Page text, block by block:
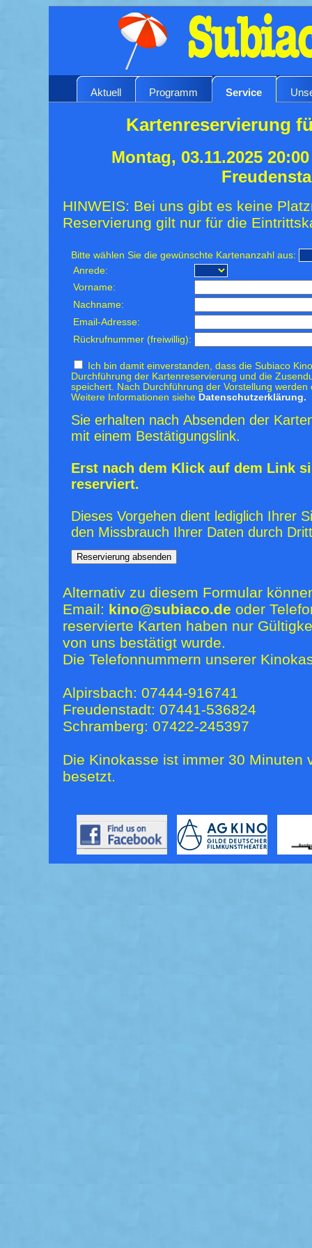
Aktuell Programm Service
Kartenreservierung
Montag, 03.11.2025
HINWEIS: Bei uns gibt es keine
Reservierung gilt nur für die
Bitte wählen Sie die gewünschte Kartenanzahl aus:
Anrede:
Vorname:
Nachname:
Email-Adresse:
Rückrufnummer (freiwillig):
Ich bin damit einverstanden, dass die Subiaco
Durchführung der Kartenreservierung und die
speichert. Nach Durchführung der Vorstellung
Weitere Informationen siehe Datenschutzerklärung.
Sie erhalten nach Absenden der
mit einem Bestätigungslink.
Erst nach dem Klick auf dem Link
reserviert.
Dieses Vorgehen dient lediglich Ihrer
den Missbrauch Ihrer Daten durch
Alternativ zu diesem Formular
Email: kino@subiaco.de oder
reservierte Karten haben nur
von uns bestätigt wurde.
Die Telefonnummern unserer
Alpirsbach: 07444-916741
Freudenstadt: 07441-536824
Schramberg: 07422-245397
Die Kinokasse ist immer 30 Minuten
besetzt.